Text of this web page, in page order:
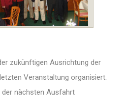
zukünftigen Ausrichtung der
Veranstaltung organisiert.
der nächsten Ausfahrt